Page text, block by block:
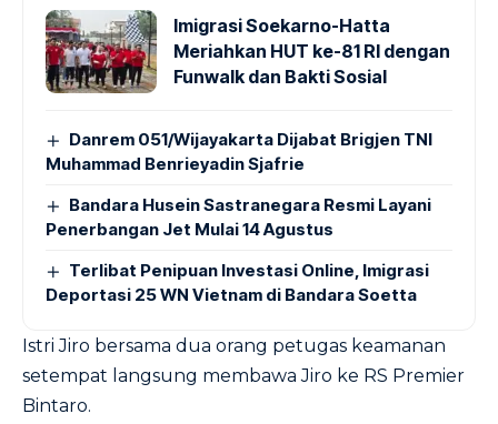
Imigrasi Soekarno-Hatta
Meriahkan HUT ke-81 RI dengan
Funwalk dan Bakti Sosial
Danrem 051/Wijayakarta Dijabat Brigjen TNI
Muhammad Benrieyadin Sjafrie
Bandara Husein Sastranegara Resmi Layani
Penerbangan Jet Mulai 14 Agustus
Terlibat Penipuan Investasi Online, Imigrasi
Deportasi 25 WN Vietnam di Bandara Soetta
Istri Jiro bersama dua orang petugas keamanan
setempat langsung membawa Jiro ke RS Premier
Bintaro.